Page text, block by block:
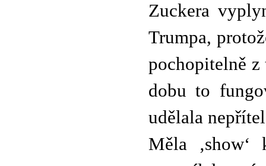
Zuckera
Trumpa,
pochopitelně z
dobu to
udělala
Měla